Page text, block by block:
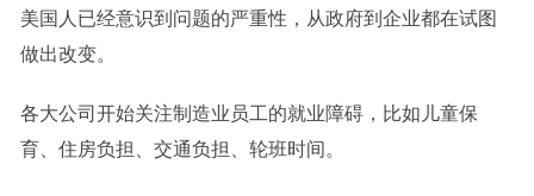
美国人已经意识到问题的严重性，从政府到企业都在试图
做出改变。
各大公司开始关注制造业员工的就业障碍，比如儿童保
育、住房负担、交通负担、轮班时间。